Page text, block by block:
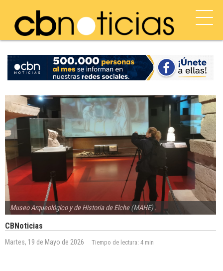
Museo Arqueológico y de Historia de Elche (MAHE) .
CBNoticias
Martes, 19 de Mayo de 2026 Tiempo de lectura: 4 min